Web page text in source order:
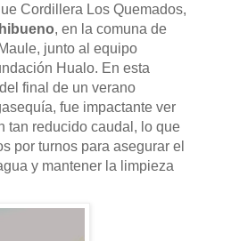
Cordillera Los Quemados,
, en la comuna de
junto al equipo
Hualo. En esta
final de un verano
fue impactante ver
tan reducido caudal, lo que
por turnos para asegurar el
y mantener la limpieza